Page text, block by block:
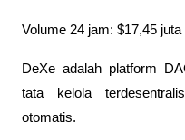
Volume 24 jam: $17,45 juta
DeXe adalah platform
tata kelola
otomatis.